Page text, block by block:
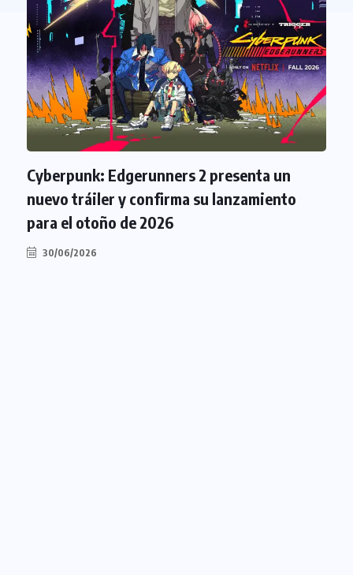
Cyberpunk: Edgerunners 2 confirma su
estreno para otoño de 2026 en Netflix
28/06/2026